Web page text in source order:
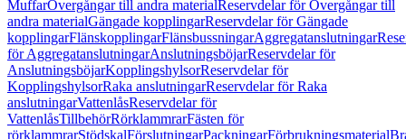
MuffarÖvergångar till andra materialReservdelar för Övergångar till
andra materialGängade kopplingarReservdelar för Gängade
kopplingarFlänskopplingarFlänsbussningarAggregatanslutningar
för AggregatanslutningarAnslutningsböjarReservdelar för
AnslutningsböjarKopplingshylsorReservdelar för
KopplingshylsorRaka anslutningarReservdelar för Raka
anslutningarVattenlåsReservdelar för
VattenlåsTillbehörRörklammrarFästen för
rörklammrarStödskalFörslutningarPackningarFörbrukningsmaterial